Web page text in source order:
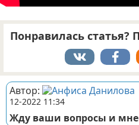
Понравилась статья?
Автор:
12-2022 11:34
Жду ваши вопросы и